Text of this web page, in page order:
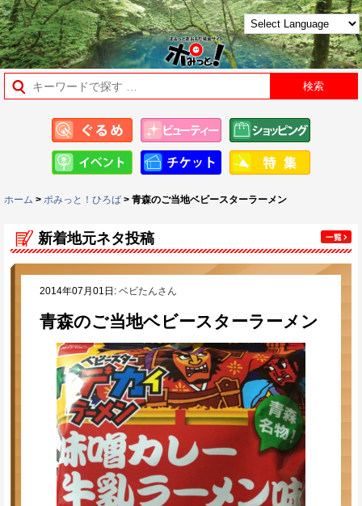
ホーム > ポみっと！ひろば > 青森のご当地ベビースターラーメン
新着地元ネタ投稿
2014年07月01日:ベビたんさん
青森のご当地ベビースターラーメン